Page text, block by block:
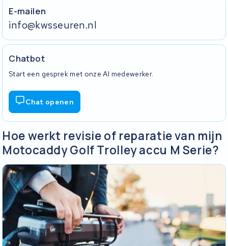
E-mailen
info@kwsseuren.nl
Chatbot
Start een gesprek met onze AI medewerker.
Chat openen
Hoe werkt revisie of reparatie van mijn
Motocaddy Golf Trolley accu M Serie?